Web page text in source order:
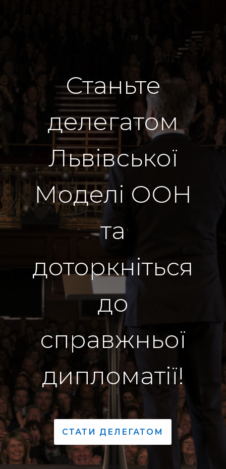
Станьте
делегатом
Львівської
Моделі ООН
та
доторкніться
до
справжньої
дипломатії!
СТАТИ ДЕЛЕГАТОМ